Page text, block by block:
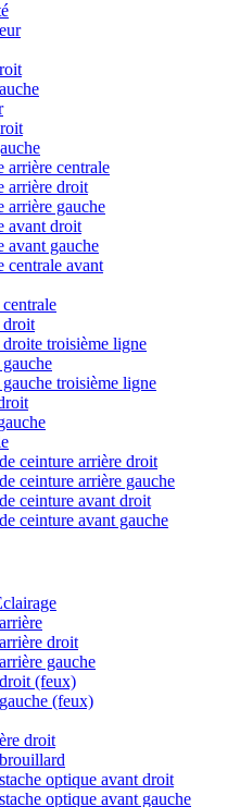
arrière centrale
arrière droit
arrière gauche
avant droit
avant gauche
centrale avant
droit
troisième ligne
troisième ligne
ceinture arrière droit
ceinture arrière gauche
ceinture avant droit
ceinture avant gauche
droit
gauche
(feux)
(feux)
droit
optique avant droit
optique avant gauche